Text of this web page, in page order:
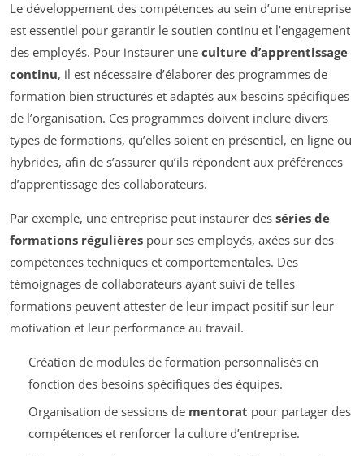
Le développement des compétences au sein d’une entreprise
est essentiel pour garantir le soutien continu et l’engagement
des employés. Pour instaurer une culture d’apprentissage
continu, il est nécessaire d’élaborer des programmes de
formation bien structurés et adaptés aux besoins spécifiques
de l’organisation. Ces programmes doivent inclure divers
types de formations, qu’elles soient en présentiel, en ligne ou
hybrides, afin de s’assurer qu’ils répondent aux préférences
d’apprentissage des collaborateurs.
Par exemple, une entreprise peut instaurer des séries de
formations régulières pour ses employés, axées sur des
compétences techniques et comportementales. Des
témoignages de collaborateurs ayant suivi de telles
formations peuvent attester de leur impact positif sur leur
motivation et leur performance au travail.
Création de modules de formation personnalisés en
fonction des besoins spécifiques des équipes.
Organisation de sessions de mentorat pour partager des
compétences et renforcer la culture d’entreprise.